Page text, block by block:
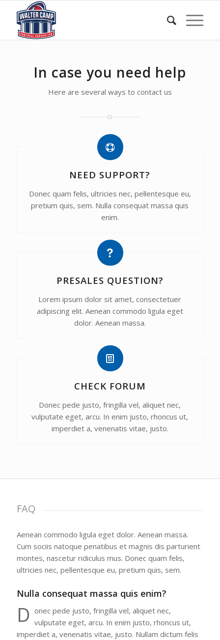
In case you need help
Here are several ways to contact us
NEED SUPPORT?
Donec quam felis, ultricies nec, pellentesque eu,
pretium quis, sem. Nulla consequat massa quis
enim.
PRESALES QUESTION?
Lorem ipsum dolor sit amet, consectetuer
adipiscing elit. Aenean commodo ligula eget
dolor. Aenean massa.
CHECK FORUM
Donec pede justo, fringilla vel, aliquet nec,
vulputate eget, arcu. In enim justo, rhoncus ut,
imperdiet a, venenatis vitae, justo.
FAQ
Aenean commodo ligula eget dolor. Aenean massa.
Cum sociis natoque penatibus et magnis dis parturient
montes, nascetur ridiculus mus. Donec quam felis,
ultricies nec, pellentesque eu, pretium quis, sem.
Nulla consequat massa quis enim?
D onec pede justo, fringilla vel, aliquet nec,
vulputate eget, arcu. In enim justo, rhoncus ut,
imperdiet a, venenatis vitae, justo. Nullam dictum felis